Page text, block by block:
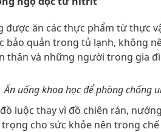
được ăn các thực phẩm từ thực
bảo quản trong tủ lạnh, không
thân và những người trong gia
Ăn uống khoa học để phòng chống
luộc thay vì đồ chiên rán,
cho sức khỏe nên trong